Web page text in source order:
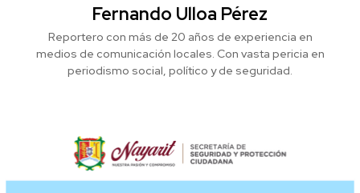
Fernando Ulloa Pérez
Reportero con más de 20 años de experiencia en
medios de comunicación locales. Con vasta pericia en
periodismo social, político y de seguridad.